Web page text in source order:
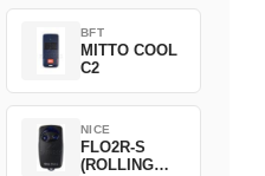
BFT
MITTO COOL
C2
NICE
FLO2R-S
(ROLLING